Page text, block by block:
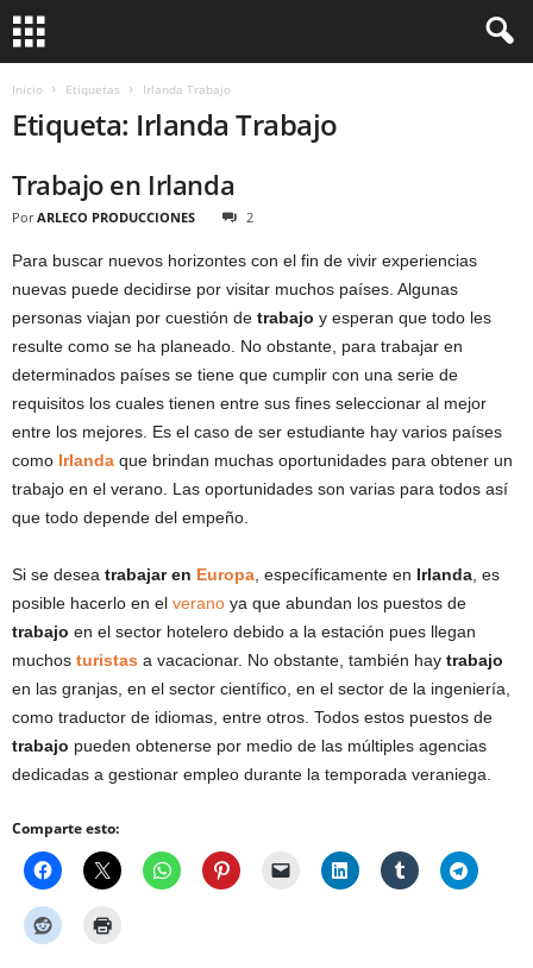
Inicio Etiquetas Irlanda Trabajo
Etiqueta: Irlanda Trabajo
Trabajo en Irlanda
Por ARLECO PRODUCCIONES 2
Para buscar nuevos horizontes con el fin de vivir experiencias
nuevas puede decidirse por visitar muchos países. Algunas
personas viajan por cuestión de trabajo y esperan que todo les
resulte como se ha planeado. No obstante, para trabajar en
determinados países se tiene que cumplir con una serie de
requisitos los cuales tienen entre sus fines seleccionar al mejor
entre los mejores. Es el caso de ser estudiante hay varios países
como Irlanda que brindan muchas oportunidades para obtener un
trabajo en el verano. Las oportunidades son varias para todos así
que todo depende del empeño.
Si se desea trabajar en Europa , específicamente en Irlanda , es
posible hacerlo en el verano ya que abundan los puestos de
trabajo en el sector hotelero debido a la estación pues llegan
muchos turistas a vacacionar. No obstante, también hay trabajo
en las granjas, en el sector científico, en el sector de la ingeniería,
como traductor de idiomas, entre otros. Todos estos puestos de
trabajo pueden obtenerse por medio de las múltiples agencias
dedicadas a gestionar empleo durante la temporada veraniega.
Comparte esto: